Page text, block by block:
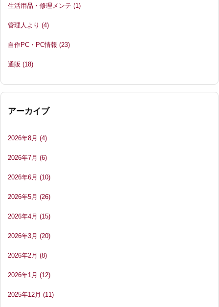
生活用品・修理メンテ (1)
管理人より (4)
自作PC・PC情報 (23)
通販 (18)
アーカイブ
2026年8月 (4)
2026年7月 (6)
2026年6月 (10)
2026年5月 (26)
2026年4月 (15)
2026年3月 (20)
2026年2月 (8)
2026年1月 (12)
2025年12月 (11)